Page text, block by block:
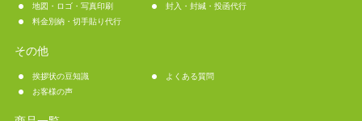
地図・ロゴ・写真印刷
封入・封緘・投函代行
料金別納・切手貼り代行
その他
挨拶状の豆知識
よくある質問
お客様の声